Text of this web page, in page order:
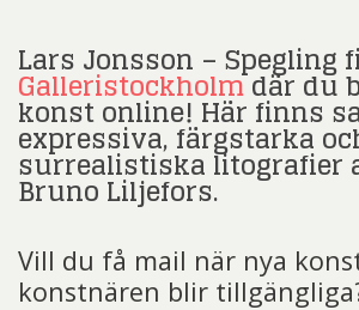
Lars Jonsson – Spegling
Galleristockholmdär du
konst online! Här finns
expressiva, färgstarka
surrealistiska litografier
Bruno Liljefors.
Vill du få mail när nya
konstnären blir